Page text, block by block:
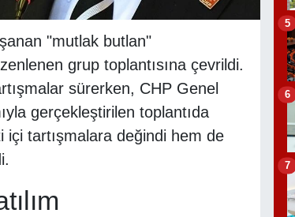
"mutlak butlan"
grup toplantısına çevrildi.
sürerken, CHP Genel
gerçekleştirilen toplantıda
içi tartışmalara değindi hem de
5
6
7